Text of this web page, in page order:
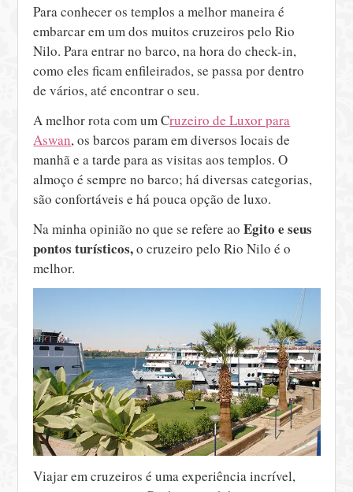
Para conhecer os templos a melhor maneira é
embarcar em um dos muitos cruzeiros pelo Rio
Nilo. Para entrar no barco, na hora do check-in,
como eles ficam enfileirados, se passa por dentro
de vários, até encontrar o seu.
A melhor rota com um Cruzeiro de Luxor para
Aswan, os barcos param em diversos locais de
manhã e a tarde para as visitas aos templos. O
almoço é sempre no barco; há diversas categorias,
são confortáveis e há pouca opção de luxo.
Na minha opinião no que se refere aoEgito e seus
pontos turísticos,o cruzeiro pelo Rio Nilo é o
melhor.
Viajar em cruzeiros é uma experiência incrível,